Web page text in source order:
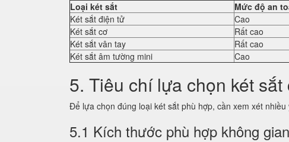
Loại két sắt Mức độ an
Két sắt điện tử
Cao
Két sắt cơ
Rất cao
Két sắt vân tay
Rất cao
Két sắt âm tường mini
Cao
5. Tiêu chí lựa chọn két
Để lựa chọn đúng loại két sắt phù hợp, cần xem xét
5.1 Kích thước phù hợp không gian